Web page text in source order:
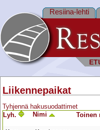
Resiina-lehti
Liikennepaikat
Tyhjennä hakusuodattimet
Lyh.
Nimi Toinen